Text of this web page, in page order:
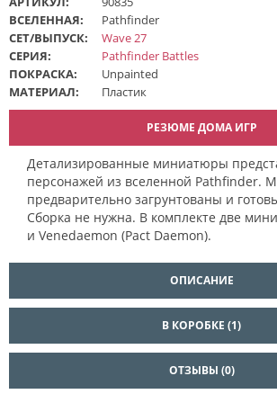
ВСЕЛЕННАЯ:
Pathfinder
СЕТ/ВЫПУСК:
Wave 27
СЕРИЯ:
Pathfinder Battles
ПОКРАСКА:
Unpainted
МАТЕРИАЛ:
Пластик
РЕЗЮМЕ ДОМА ИГР
Детализированные миниатюры
персонажей из вселенной Pathfinder.
предварительно загрунтованы и
Сборка не нужна. В комплекте две
и Venedaemon (Pact Daemon).
ОПИСАНИЕ
В КОРОБКЕ (1)
ОТЗЫВЫ (0)